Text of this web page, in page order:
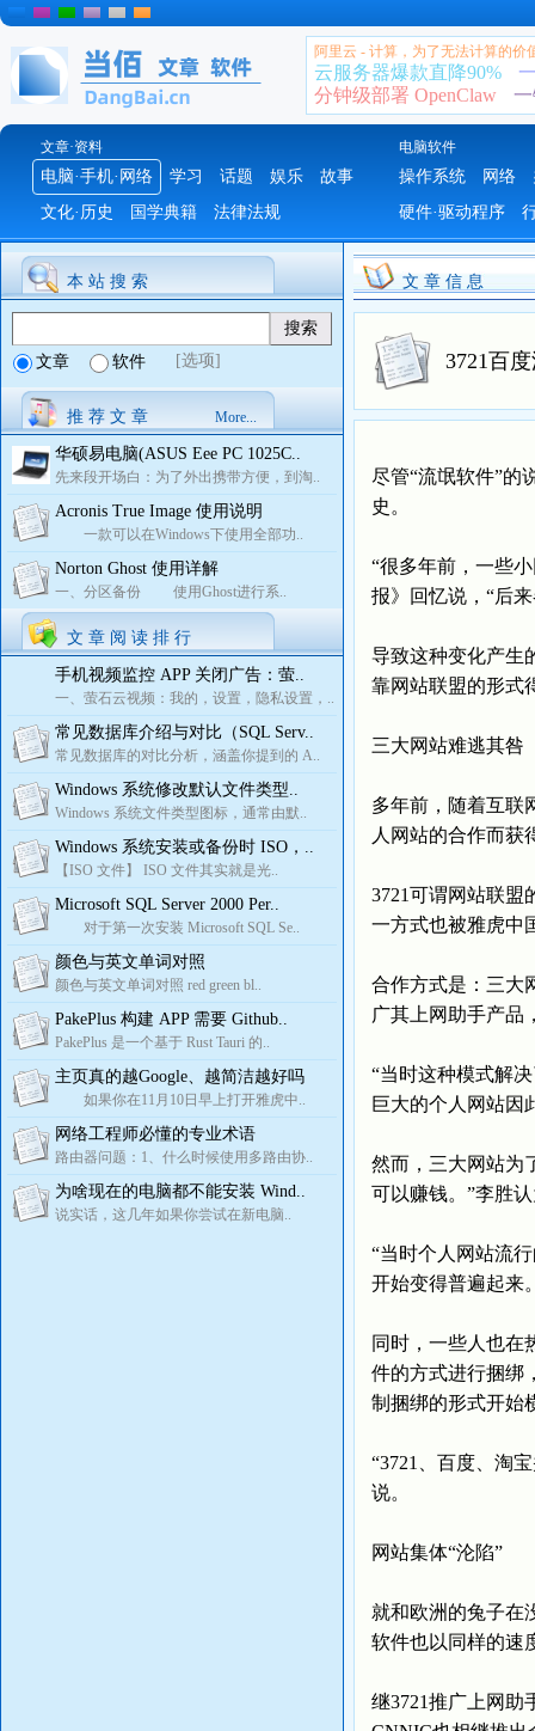
阿里云 - 计算，为了无法计算的价
云服务器爆款直降90%
分钟级部署 OpenClaw
文章·资料 电脑软件
电脑·手机·网络 学习 话题 娱乐
故事
文化·历史
国学典籍 法律法规
操作系统 网络
硬件·驱动程序
本 站 搜 索
文章 软件 [选项]
推 荐 文 章 More...
华硕易电脑(ASUS Eee PC 1025C..
先来段开场白：为了外出携带方便，到淘..
Acronis True Image 使用说明
一款可以在Windows下使用全部功..
Norton Ghost 使用详解
一、分区备份 使用Ghost进行系..
文 章 阅 读 排 行
手机视频监控 APP 关闭广告：萤..
一、萤石云视频：我的，设置，隐私设置，..
常见数据库介绍与对比（SQL Serv..
常见数据库的对比分析，涵盖你提到的 A..
Windows 系统修改默认文件类型..
Windows 系统文件类型图标，通常由默..
Windows 系统安装或备份时 ISO，..
【ISO 文件】 ISO 文件其实就是光..
Microsoft SQL Server 2000 Per..
对于第一次安装 Microsoft SQL Se..
颜色与英文单词对照
颜色与英文单词对照 red green bl..
PakePlus 构建 APP 需要 Github..
PakePlus 是一个基于 Rust Tauri 的..
主页真的越Google、越简洁越好吗
如果你在11月10日早上打开雅虎中..
网络工程师必懂的专业术语
路由器问题：1、什么时候使用多路由协..
为啥现在的电脑都不能安装 Wind..
说实话，这几年如果你尝试在新电脑..
文 章 信 息
3721百
尽管“流氓软件”的
史。
“很多年前，一些
报》回忆说，“后
导致这种变化产生
靠网站联盟的形式
三大网站难逃其咎
多年前，随着互联
人网站的合作而获
3721可谓网站联盟
一方式也被雅虎中
合作方式是：三大
广其上网助手产品
“当时这种模式解
巨大的个人网站因
然而，三大网站为
可以赚钱。”李胜
“当时个人网站流
开始变得普遍起来
同时，一些人也在
件的方式进行捆绑
制捆绑的形式开始
“3721、百度、淘
说。
网站集体“沦陷”
就和欧洲的兔子在
软件也以同样的速
继3721推广上网助